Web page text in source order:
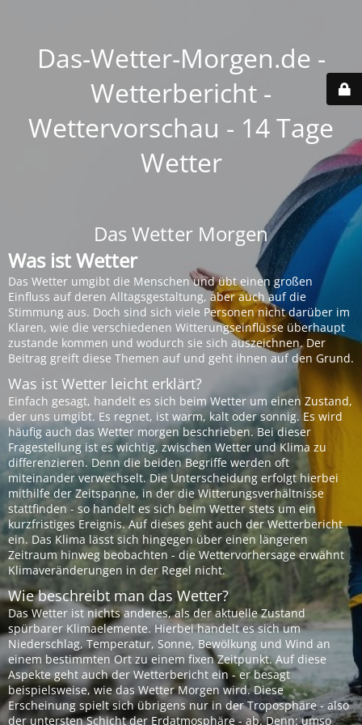
Das-Wetter-Morgen.de -
Wetterbericht -
Wettervorschau - 14 Tage
Wetter
Das Wetter Morgen
Was ist Wetter
Das Wetter umgibt die Menschen und übt einen großen
Einfluss auf deren Alltagsgestaltung, aber auch auf die
Stimmung aus. Doch sind sich viele Personen nicht darüber im
Klaren, wie die verschiedenen Witterungseinflüsse überhaupt
zustande kommen und wodurch sie sich auszeichnen. Der
Beitrag greift diese Themen auf und geht ihnen auf den Grund.
Was ist Wetter leicht erklärt?
Einfach gesagt, handelt es sich beim Wetter um einen Zustand,
der uns umgibt. Es regnet, ist warm, kalt oder sonnig. Es wird
häufig auch das Wetter morgen beschrieben. Bei dieser
Fragestellung ist es wichtig, zwischen Wetter und Klima zu
differenzieren. Denn die beiden Begriffe werden oft
miteinander verwechselt. Die Unterscheidung erfolgt hierbei
mithilfe der Zeitspanne, in der die Witterungsverhältnisse
stattfinden - so handelt es sich beim Wetter stets um ein
kurzfristiges Ereignis. Auf dieses geht auch der Wetterbericht
ein. Das Klima lässt sich hingegen über einen längeren
Zeitraum hinweg beobachten - die Wettervorhersage erwähnt
Klimaveränderungen in der Regel nicht.
Wie beschreibt man das Wetter?
Das Wetter ist nichts anderes, als der aktuelle Zustand
spürbarer Klimaelemente. Hierbei handelt es sich um
Niederschlag, Temperatur, Sonne, Bewölkung und Wind an
einem bestimmten Ort zu einem fixen Zeitpunkt. Auf diese
Aspekte geht auch der Wetterbericht ein - er besagt
beispielsweise, wie das Wetter Morgen wird. Diese
Erscheinung spielt sich übrigens nur in der Troposphäre - also
der untersten Schicht der Erdatmosphäre - ab. Denn: umso